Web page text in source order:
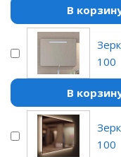
В
100
В
100